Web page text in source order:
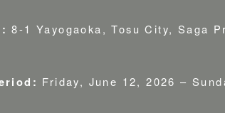
8-1 Yayogaoka, Tosu City, Saga
Friday, June 12, 2026 –